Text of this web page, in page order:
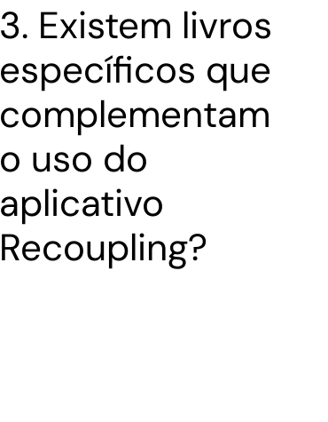
3. Existem livros
específicos que
complementam
o uso do
aplicativo
Recoupling?